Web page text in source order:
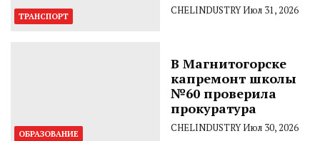
ТРАНСПОРТ CHELINDUSTRYИюл 31, 2026
ОБРАЗОВАНИЕ
В Магнитогорске
капремонт школы
№60 проверила
прокуратура
CHELINDUSTRYИюл 30, 2026